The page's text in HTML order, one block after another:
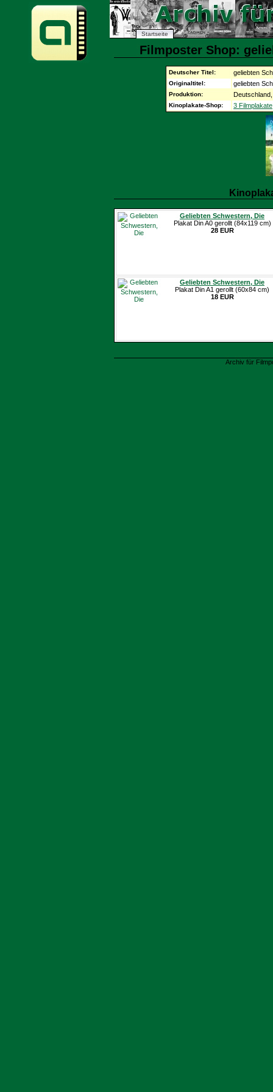
Startseite
Filmposter Shop:
Deutscher Titel: geliebten
Originaltitel: geliebten
Produktion:
Kinoplakate-Shop: 3 Filmplakate
Geliebten Schwestern, Die
Plakat Din A0 gerollt (84x119 cm)
28 EUR
Geliebten Schwestern, Die
Plakat Din A1 gerollt (60x84 cm)
18 EUR
Archiv für